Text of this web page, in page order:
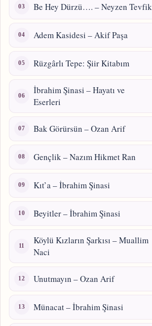
Be Hey Dürzü…. – Neyzen Tevfik
Adem Kasidesi – Akif Paşa
Rüzgârlı Tepe: Şiir Kitabım
İbrahim Şinasi – Hayatı ve
Eserleri
Bak Görürsün – Ozan Arif
Gençlik – Nazım Hikmet Ran
Kıt’a – İbrahim Şinasi
Beyitler – İbrahim Şinasi
Köylü Kızların Şarkısı – Muallim
Naci
Unutmayın – Ozan Arif
Münacat – İbrahim Şinasi